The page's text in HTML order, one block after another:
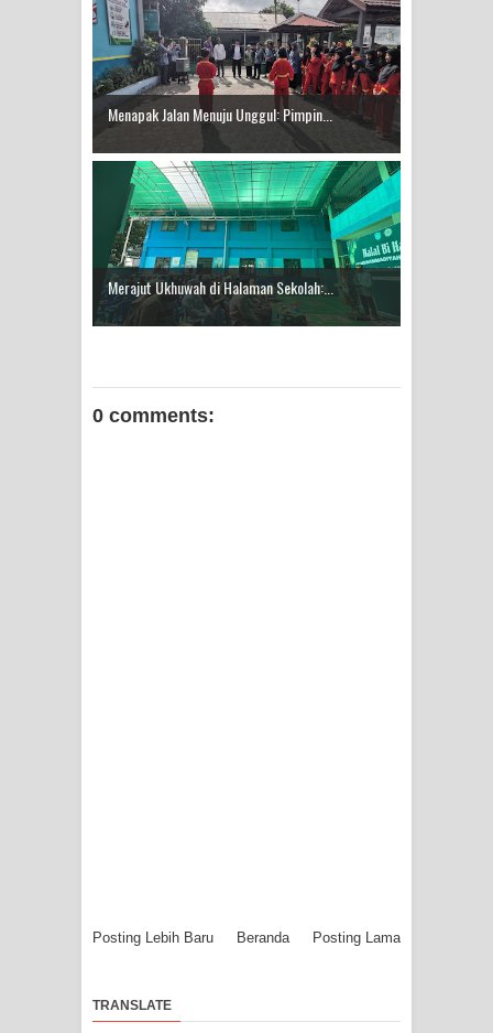
Menapak Jalan Menuju Unggul: Pimpin...
Merajut Ukhuwah di Halaman Sekolah:...
0 comments:
Posting Lebih Baru Posting Lama
Beranda
TRANSLATE